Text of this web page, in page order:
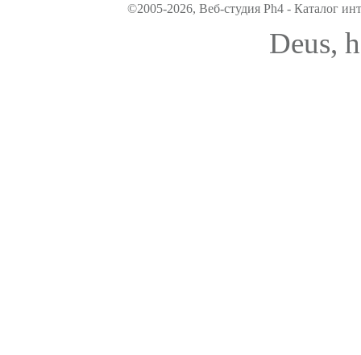
©2005-2026, Веб-студия Ph4 - Каталог
Deus,